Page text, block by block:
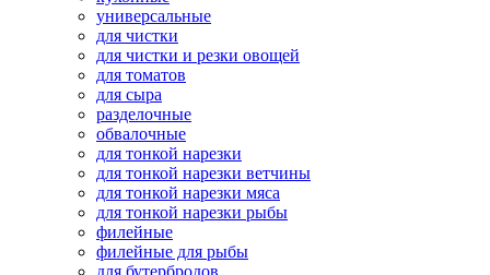
универсальные
для чистки
для чистки и резки овощей
для томатов
для сыра
разделочные
обвалочные
для тонкой нарезки
для тонкой нарезки ветчины
для тонкой нарезки мяса
для тонкой нарезки рыбы
филейные
филейные для рыбы
для бутербродов